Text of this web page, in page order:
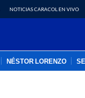
NOTICIAS CARACOL EN VIVO
NÉSTOR LORENZO